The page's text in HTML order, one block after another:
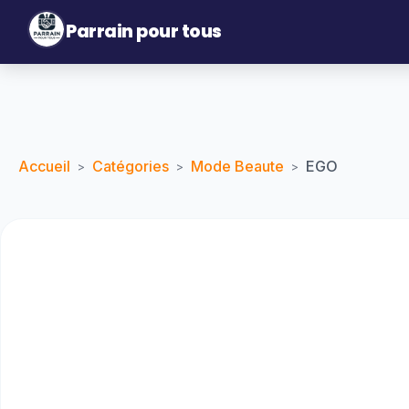
Parrain pour tous
Accueil > Catégories > Mode Beaute > EGO